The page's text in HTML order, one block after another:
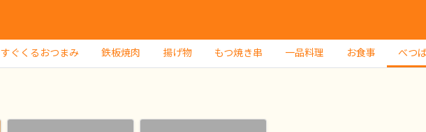
すぐくるおつまみ 鉄板焼肉 揚げ物 もつ焼き串 一品料理 お食事 べつ